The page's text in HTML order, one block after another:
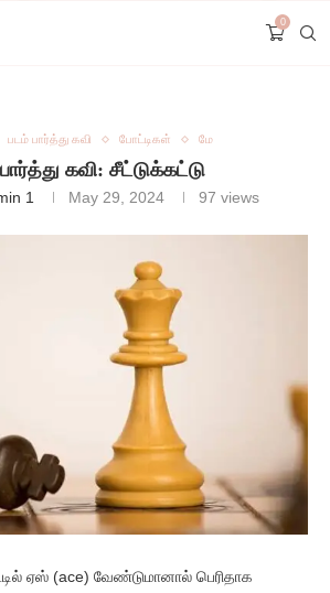
0
படம் பார்த்து கவி போட்டிகள் மே
கவி: சீட்டுக்கட்டு
1 May 29, 2024 97 views
ஏஸ் (ace) வேண்டுமானால் பெரிதாக